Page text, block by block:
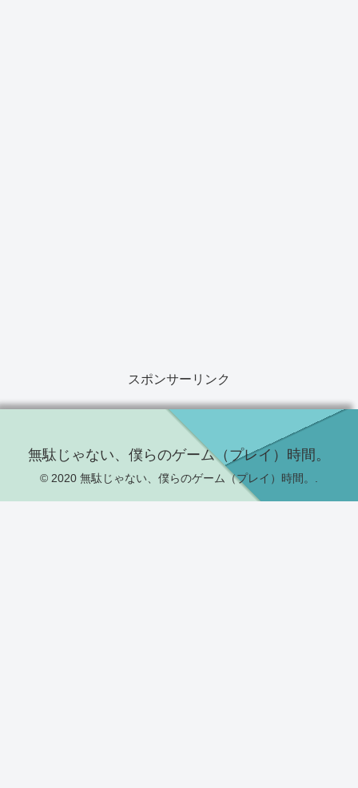
スポンサーリンク
無駄じゃない、僕らのゲーム（プレイ）時間。
© 2020 無駄じゃない、僕らのゲーム（プレイ）時間。.